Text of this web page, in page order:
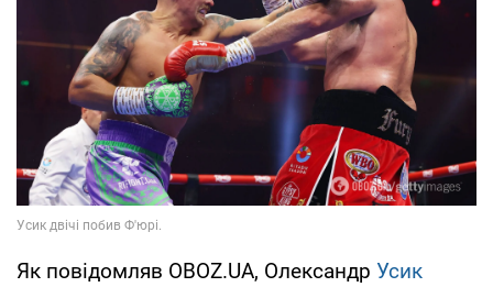
Як повідомляв OBOZ.UA, Олександр Усик